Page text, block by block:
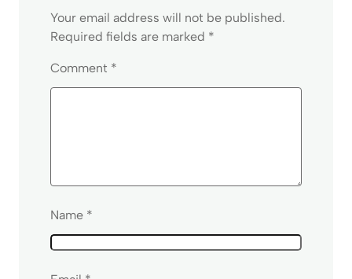
Your email address will not be published.
Required fields are marked *
Comment *
Name *